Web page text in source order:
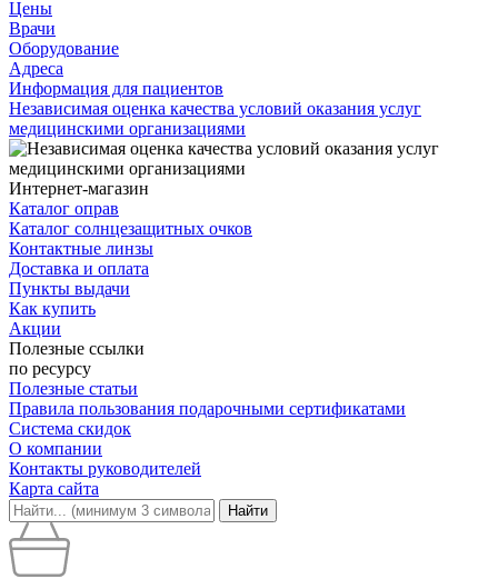
Цены
Врачи
Оборудование
Адреса
Информация для пациентов
Независимая оценка качества условий оказания услуг
медицинскими организациями
Интернет-магазин
Каталог оправ
Каталог солнцезащитных очков
Контактные линзы
Доставка и оплата
Пункты выдачи
Как купить
Акции
Полезные ссылки
по ресурсу
Полезные статьи
Правила пользования подарочными сертификатами
Система скидок
О компании
Контакты руководителей
Карта сайта
Найти